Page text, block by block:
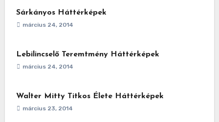
Sárkányos Háttérképek
március 24, 2014
Lebilincselő Teremtmény Háttérképek
március 24, 2014
Walter Mitty Titkos Élete Háttérképek
március 23, 2014